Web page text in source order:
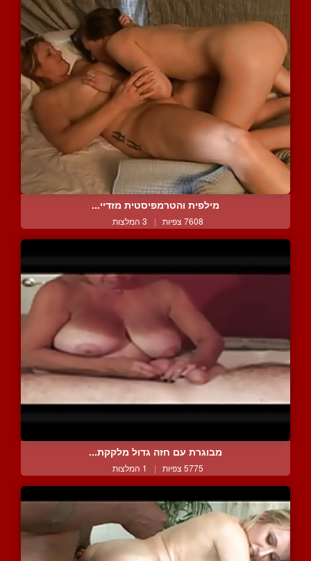
מילפית והטרמפיסטית מזדיי...
7608 צפיות | 3 המלצות
מבוגרת עם חזה גדול מלקקת...
5775 צפיות | 1 המלצות